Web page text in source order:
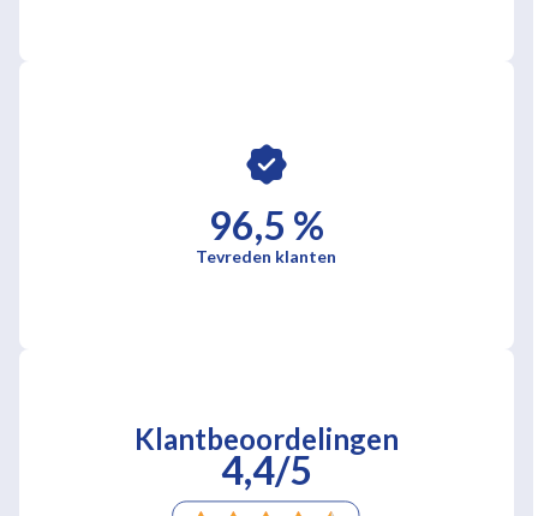
96,5 %
Tevreden klanten
Klantbeoordelingen
4,4/5